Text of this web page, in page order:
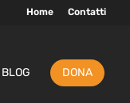
Home Contatti
BLOG DONA